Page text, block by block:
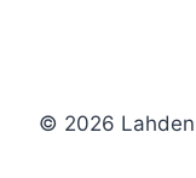
© 2026 Lahden